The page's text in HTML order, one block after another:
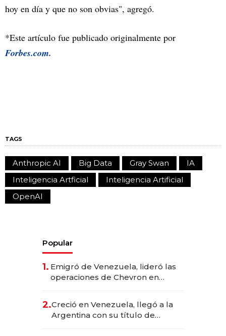
hoy en día y que no son obvias", agregó.
*Este artículo fue publicado originalmente por
Forbes.com.
TAGS
Anthropic AI Big Data Gray Swan
IA
Inteligencia Artficial
Inteligencia Artificial
OpenAI
Popular
1. Emigró de Venezuela, lideró las
operaciones de Chevron en
2.Creció en Venezuela, llegó a la
Argentina con su título de